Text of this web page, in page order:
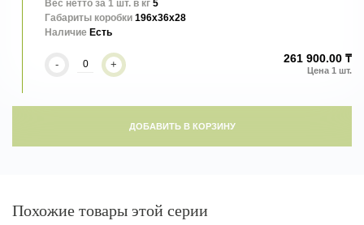
Вес нетто за 1 шт. в кг 5
Габариты коробки 196x36x28
Наличие Есть
- + 261 900.00 ₸
ДОБАВИТЬ В КОРЗИНУ
Похожие товары этой серии